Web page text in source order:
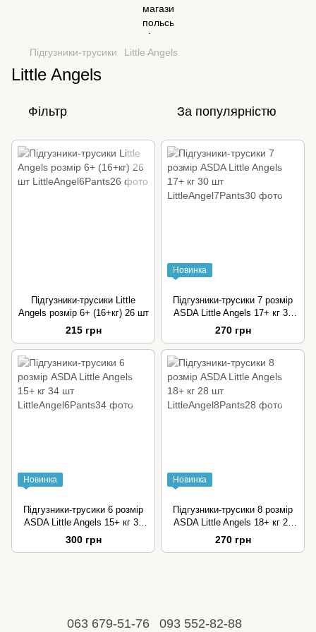
Підгузники-трусики Little Angels
Little Angels
Фільтр За популярністю
Підгузники-трусики Little
Angels розмір 6+ (16+кг) 26 шт
215 грн
Новинка
Підгузники-трусики 7 розмір
ASDA Little Angels 17+ кг 30
шт
270 грн
Новинка
Підгузники-трусики 6 розмір
ASDA Little Angels 15+ кг 34
шт
300 грн
Новинка
Підгузники-трусики 8 розмір
ASDA Little Angels 18+ кг 28
шт
270 грн
063 679-51-76 093 552-82-88